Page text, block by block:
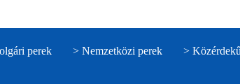
perek > Nemzetközi perek >